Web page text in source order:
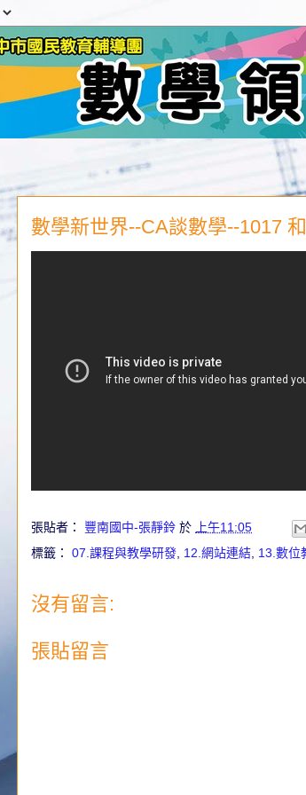
數學新世界--CA談數學--1017
張貼者： 豐南國中-張靜鈴 於
上午11:05
標籤： 07.課程與教學研發 12.網站連結 13.數位
沒有留言:
張貼留言